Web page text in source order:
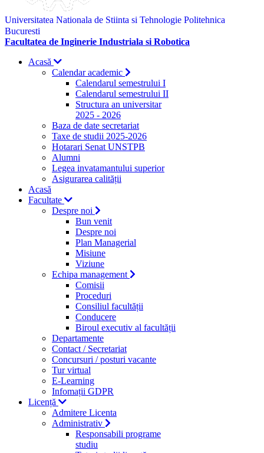
Universitatea Nationala de Stiinta si Tehnologie Politehnica
Bucuresti
Facultatea de Inginerie Industriala si Robotica
Acasă
Calendar academic
Calendarul semestrului I
Calendarul semestrului II
Structura an universitar
2025 - 2026
Baza de date secretariat
Taxe de studii 2025-2026
Hotarari Senat UNSTPB
Alumni
Legea invatamantului superior
Asigurarea calității
Acasă
Facultate
Despre noi
Bun venit
Despre noi
Plan Managerial
Misiune
Viziune
Echipa management
Comisii
Proceduri
Consiliul facultății
Conducere
Biroul executiv al facultății
Departamente
Contact / Secretariat
Concursuri / posturi vacante
Tur virtual
E-Learning
Infomații GDPR
Licență
Admitere Licenta
Administrativ
Responsabili programe
studiu